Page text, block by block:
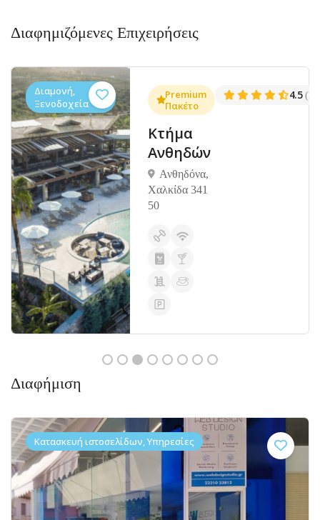
Διαφημιζόμενες Επιχειρήσεις
(1381)
Διαμονή,
Ξενοδοχεία
Premium
Πακέτο
Κτήμα
Ανθηδών
Ανθηδόνα,
Χαλκίδα 341
50
4.5
Διαφήμιση
Κατασκευή ιστοσελίδων, Υπηρεσίες